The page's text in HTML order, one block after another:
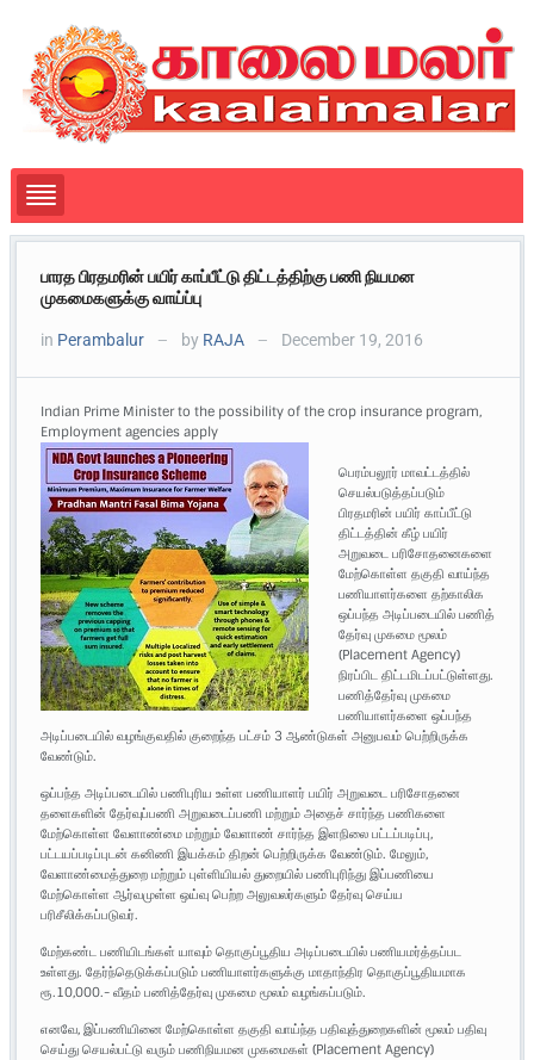
பாரத பிரதமரின் பயிர் காப்பீட்டு திட்டத்திற்கு பணி நியமன
முகமைகளுக்கு வாய்ப்பு
in Perambalur — by RAJA — December 19, 2016
Indian Prime Minister to the possibility of the crop insurance program,
Employment agencies apply
பெரம்பலூர் மாவட்டத்தில்
செயல்படுத்தப்படும்
பிரதமரின் பயிர் காப்பீட்டு
திட்டத்தின் கீழ் பயிர்
அறுவடை பரிசோதனைகளை
மேற்கொள்ள தகுதி வாய்ந்த
பணியாளர்களை தற்காலிக
ஒப்பந்த அடிப்படையில் பணித்
தேர்வு முகமை மூலம்
(Placement Agency)
நிரப்பிட திட்டமிடப்பட்டுள்ளது.
பணித்தேர்வு முகமை
பணியாளர்களை ஒப்பந்த
அடிப்படையில் வழங்குவதில் குறைந்த பட்சம் 3 ஆண்டுகள் அனுபவம் பெற்றிருக்க
வேண்டும்.
ஒப்பந்த அடிப்படையில் பணிபுரிய உள்ள பணியாளர் பயிர் அறுவடை பரிசோதனை
தளைகளின் தேர்வுப்பணி அறுவடைப்பணி மற்றும் அதைச் சார்ந்த பணிகளை
மேற்கொள்ள வேளாண்மை மற்றும் வேளாண் சார்ந்த இளநிலை பட்டப்படிப்பு,
பட்டயப்படிப்புடன் கனிணி இயக்கம் திறன் பெற்றிருக்க வேண்டும். மேலும்,
வேளாண்மைத்துறை மற்றும் புள்ளியியல் துறையில் பணிபுரிந்து இப்பணியை
மேற்கொள்ள ஆர்வமுள்ள ஒய்வு பெற்ற அலுவலர்களும் தேர்வு செய்ய
பரிசீலிக்கப்படுவர்.
மேற்கண்ட பணியிடங்கள் யாவும் தொகுப்பூதிய அடிப்படையில் பணியமர்த்தப்பட
உள்ளது. தேர்ந்தெடுக்கப்படும் பணியாளர்களுக்கு மாதாந்திர தொகுப்பூதியமாக
ரூ.10,000.- வீதம் பணித்தேர்வு முகமை மூலம் வழங்கப்படும்.
எனவே, இப்பணியினை மேற்கொள்ள தகுதி வாய்ந்த பதிவுத்துறைகளின் மூலம் பதிவு
செய்து செயல்பட்டு வரும் பணிநியமன முகமைகள் (Placement Agency)